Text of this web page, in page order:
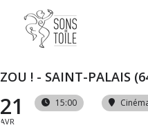
ZOU ! - SAINT-PALAIS
21
AVR
15:00